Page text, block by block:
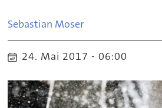
Sebastian Moser
24. Mai 2017 - 06:00